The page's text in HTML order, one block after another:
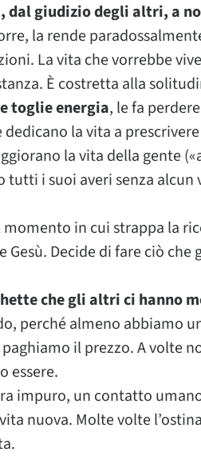
dal giudizio degli altri, a
la rende
La vita che vorrebbe
È costretta alla
toglie energia, le fa
la vita a
la vita della gente
i suoi averi senza alcun
momento in cui strappa la
Decide di fare ciò che
che gli altri ci hanno
perché almeno abbiamo
il prezzo. A volte
essere.
impuro, un contatto
nuova. Molte volte